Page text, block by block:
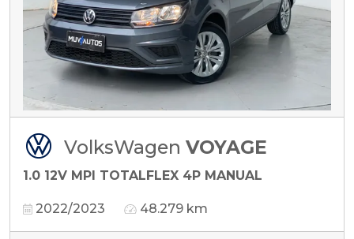
VolksWagen VOYAGE
1.0 12V MPI TOTALFLEX 4P MANUAL
2022/2023 48.279 km